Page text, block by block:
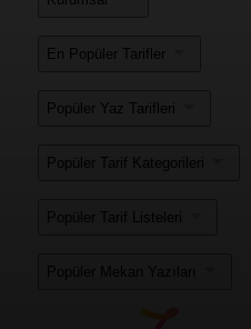
En Popüler Tarifler
Popüler Yaz Tarifleri
Popüler Tarif Kategorileri
Popüler Tarif Listeleri